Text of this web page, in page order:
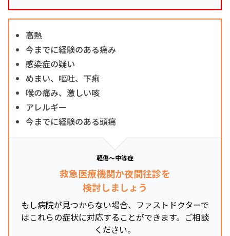
高熱
今までに経験のある痛み
感染症の疑い
めまい、嘔吐、下痢
喉の痛み、激しい咳
アレルギー
今までに経験のある頭痛
軽傷～中等症
救急医療機関か夜間往診を
検討しましょう
もし病院が見つからない場合、ファストドクターで
はこれらの症状に対応することができます。ご相談
ください。